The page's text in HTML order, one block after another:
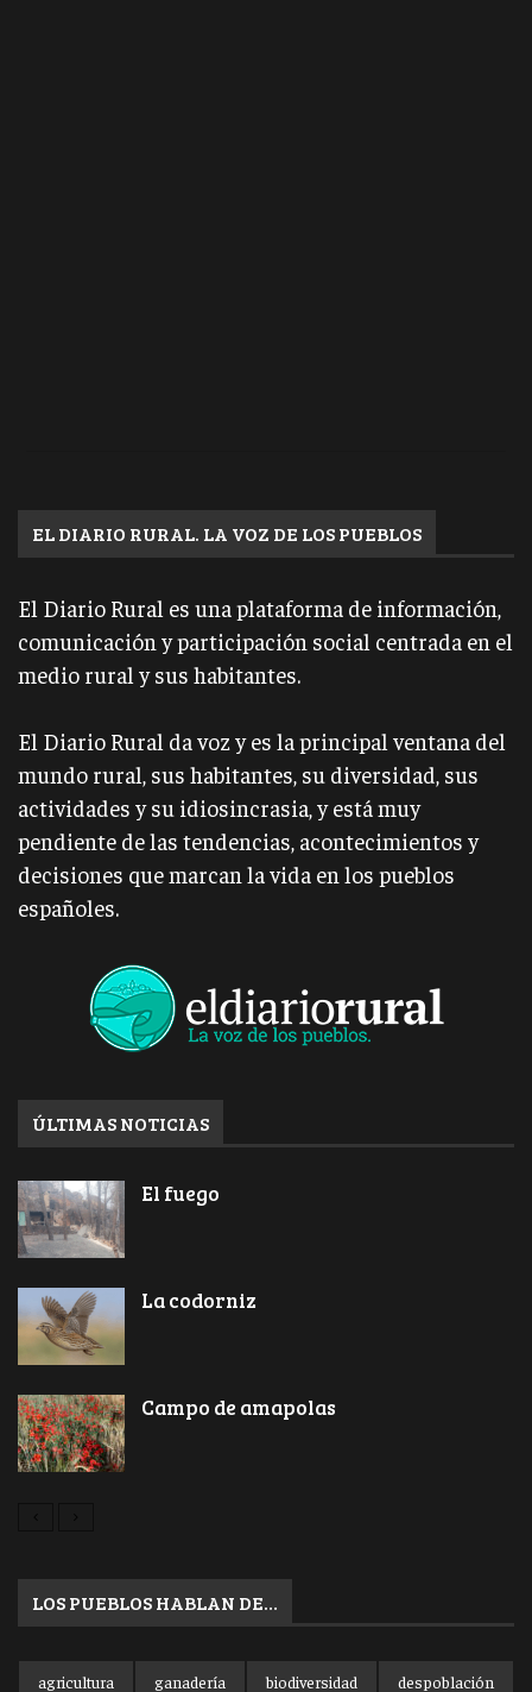
EL DIARIO RURAL. LA VOZ DE LOS PUEBLOS
El Diario Rural es una plataforma de información,
comunicación y participación social centrada en el
medio rural y sus habitantes.
El Diario Rural da voz y es la principal ventana del
mundo rural, sus habitantes, su diversidad, sus
actividades y su idiosincrasia, y está muy
pendiente de las tendencias, acontecimientos y
decisiones que marcan la vida en los pueblos
españoles.
ÚLTIMAS NOTICIAS
El fuego
La codorniz
Campo de amapolas
LOS PUEBLOS HABLAN DE…
agricultura ganadería biodiversidad despoblación